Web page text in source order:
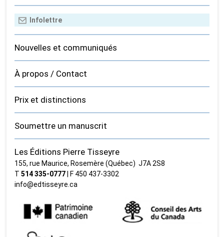
Nouvelles et communiqués
À propos / Contact
Prix et distinctions
Soumettre un manuscrit
Les Éditions Pierre Tisseyre
155, rue Maurice, Rosemère (Québec) J7A 2S8
T514 335‑0777| F 450 437‑3302
info@edtisseyre.ca